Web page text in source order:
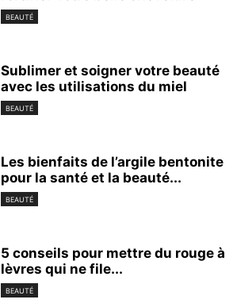
BEAUTÉ
Sublimer et soigner votre beauté
avec les utilisations du miel
BEAUTÉ
Les bienfaits de l’argile bentonite
pour la santé et la beauté...
BEAUTÉ
5 conseils pour mettre du rouge à
lèvres qui ne file...
BEAUTÉ